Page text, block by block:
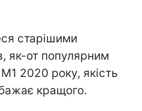
старішими
як-от популярним
2020 року, якість
кращого.